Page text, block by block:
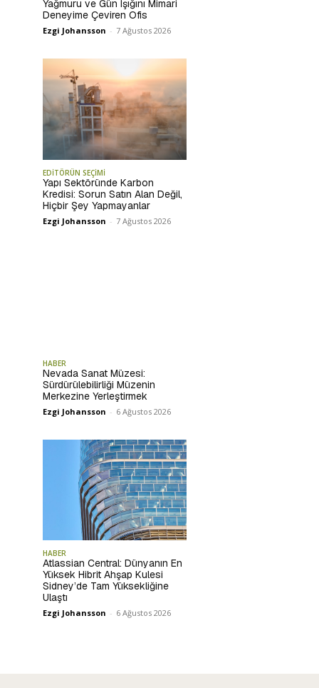
Yağmuru ve Gün Işığını Mimari
Deneyime Çeviren Ofis
Ezgi Johansson - 7 Ağustos 2026
EDİTÖRÜN SEÇİMİ
Yapı Sektöründe Karbon
Kredisi: Sorun Satın Alan Değil,
Hiçbir Şey Yapmayanlar
Ezgi Johansson - 7 Ağustos 2026
HABER
Nevada Sanat Müzesi:
Sürdürülebilirliği Müzenin
Merkezine Yerleştirmek
Ezgi Johansson - 6 Ağustos 2026
HABER
Atlassian Central: Dünyanın En
Yüksek Hibrit Ahşap Kulesi
Sidney’de Tam Yüksekliğine
Ulaştı
Ezgi Johansson - 6 Ağustos 2026